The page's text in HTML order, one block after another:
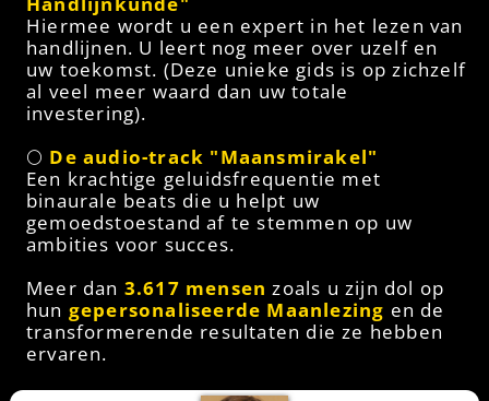
Hiermee wordt u een expert in het lezen van
handlijnen. U leert nog meer over uzelf en
uw toekomst. (Deze unieke gids is op zichzelf
al veel meer waard dan uw totale
investering).
🌕 De audio-track "Maansmirakel"
Een krachtige geluidsfrequentie met
binaurale beats die u helpt uw
gemoedstoestand af te stemmen op uw
ambities voor succes.
Meer dan 3.617 mensen zoals u zijn dol op
hun gepersonaliseerde Maanlezing en de
transformerende resultaten die ze hebben
ervaren.